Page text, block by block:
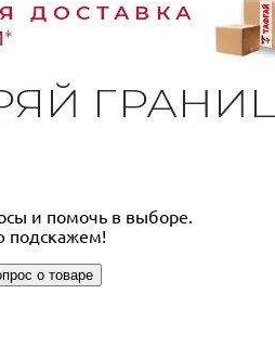
и помочь в выборе.
подскажем!
о товаре